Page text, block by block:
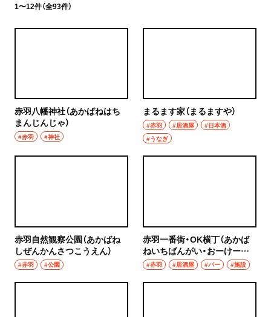
1〜12件（全93件）
赤羽八幡神社（あかばねはち
まんじんじゃ）
#赤羽 #神社
まるます家（まるますや）
#赤羽 #居酒屋
#日本酒
#うなぎ
赤羽自然観察公園（あかばね
しぜんかんさつこうえん）
#赤羽 #公園
赤羽一番街・OK横丁（あかば
ねいちばんがい・おーけーよ
こちょう）
#赤羽 #居酒屋 #バー #施設